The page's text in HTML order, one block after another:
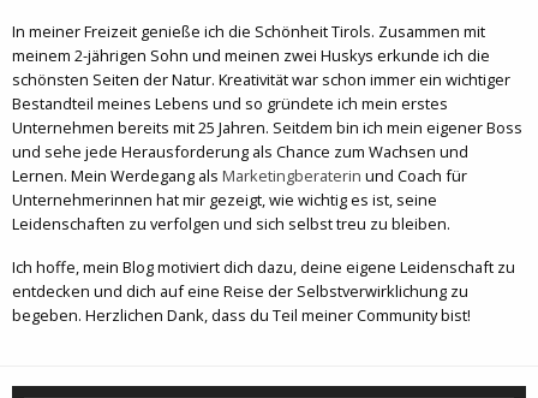
In meiner Freizeit genieße ich die Schönheit Tirols. Zusammen mit
meinem 2-jährigen Sohn und meinen zwei Huskys erkunde ich die
schönsten Seiten der Natur. Kreativität war schon immer ein wichtiger
Bestandteil meines Lebens und so gründete ich mein erstes
Unternehmen bereits mit 25 Jahren. Seitdem bin ich mein eigener Boss
und sehe jede Herausforderung als Chance zum Wachsen und
Lernen. Mein Werdegang als Marketingberaterin und Coach für
Unternehmerinnen hat mir gezeigt, wie wichtig es ist, seine
Leidenschaften zu verfolgen und sich selbst treu zu bleiben.
Ich hoffe, mein Blog motiviert dich dazu, deine eigene Leidenschaft zu
entdecken und dich auf eine Reise der Selbstverwirklichung zu
begeben. Herzlichen Dank, dass du Teil meiner Community bist!